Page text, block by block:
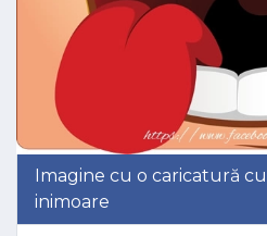
Imagine cu o caricatură
inimoare